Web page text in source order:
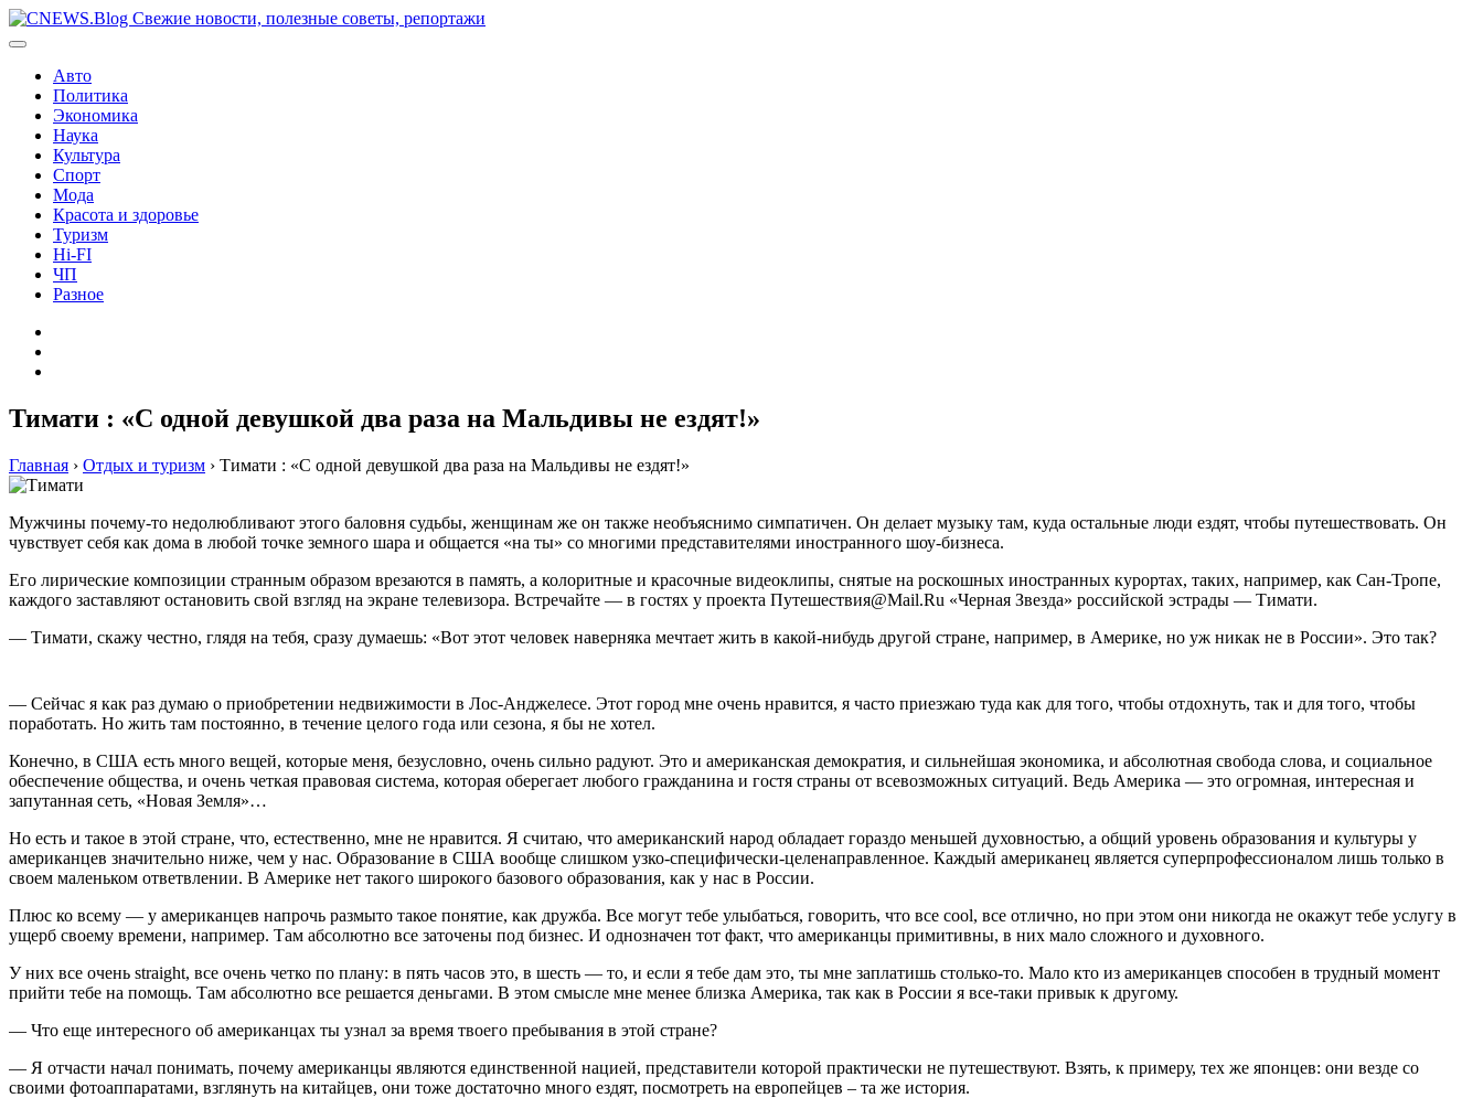
Перейти
к
Авто
Политика
Экономика
Наука
Культура
Спорт
Мода
Красота и здоровье
Туризм
Hi-FI
ЧП
Разное
Тимати : «С одной девушкой два раза на Мальдивы не ездят!»
Главная › Отдых и туризм › Тимати : «С одной девушкой два раза на Мальдивы не ездят!»
Мужчины почему-то недолюбливают этого баловня судьбы, женщинам же он также необъяснимо симпатичен. Он делает музыку там, куда остальные люди ездят, чтобы путешествовать. Он
чувствует себя как дома в любой точке земного шара и общается «на ты» со многими представителями иностранного шоу-бизнеса.
Его лирические композиции странным образом врезаются в память, а колоритные и красочные видеоклипы, снятые на роскошных иностранных курортах, таких, например, как Сан-Тропе,
каждого заставляют остановить свой взгляд на экране телевизора. Встречайте — в гостях у проекта Путешествия@Mail.Ru «Черная Звезда» российской эстрады — Тимати.
— Тимати, скажу честно, глядя на тебя, сразу думаешь: «Вот этот человек наверняка мечтает жить в какой-нибудь другой стране, например, в Америке, но уж никак не в России». Это так?
— Сейчас я как раз думаю о приобретении недвижимости в Лос-Анджелесе. Этот город мне очень нравится, я часто приезжаю туда как для того, чтобы отдохнуть, так и для того, чтобы
поработать. Но жить там постоянно, в течение целого года или сезона, я бы не хотел.
Конечно, в США есть много вещей, которые меня, безусловно, очень сильно радуют. Это и американская демократия, и сильнейшая экономика, и абсолютная свобода слова, и социальное
обеспечение общества, и очень четкая правовая система, которая оберегает любого гражданина и гостя страны от всевозможных ситуаций. Ведь Америка — это огромная, интересная и
запутанная сеть, «Новая Земля»…
Но есть и такое в этой стране, что, естественно, мне не нравится. Я считаю, что американский народ обладает гораздо меньшей духовностью, а общий уровень образования и культуры у
американцев значительно ниже, чем у нас. Образование в США вообще слишком узко-специфически-целенаправленное. Каждый американец является суперпрофессионалом лишь только в
своем маленьком ответвлении. В Америке нет такого широкого базового образования, как у нас в России.
Плюс ко всему — у американцев напрочь размыто такое понятие, как дружба. Все могут тебе улыбаться, говорить, что все cool, все отлично, но при этом они никогда не окажут тебе услугу в
ущерб своему времени, например. Там абсолютно все заточены под бизнес. И однозначен тот факт, что американцы примитивны, в них мало сложного и духовного.
У них все очень straight, все очень четко по плану: в пять часов это, в шесть — то, и если я тебе дам это, ты мне заплатишь столько-то. Мало кто из американцев способен в трудный момент
прийти тебе на помощь. Там абсолютно все решается деньгами. В этом смысле мне менее близка Америка, так как в России я все-таки привык к другому.
— Что еще интересного об американцах ты узнал за время твоего пребывания в этой стране?
— Я отчасти начал понимать, почему американцы являются единственной нацией, представители которой практически не путешествуют. Взять, к примеру, тех же японцев: они везде со
своими фотоаппаратами, взглянуть на китайцев, они тоже достаточно много ездят, посмотреть на европейцев – та же история.